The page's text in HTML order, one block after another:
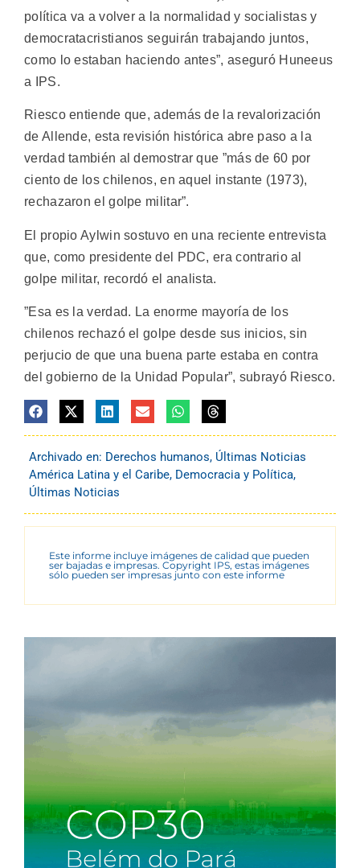
política va a volver a la normalidad y socialistas y
democratacristianos seguirán trabajando juntos,
como lo estaban haciendo antes”, aseguró Huneeus
a IPS.
Riesco entiende que, además de la revalorización
de Allende, esta revisión histórica abre paso a la
verdad también al demostrar que ”más de 60 por
ciento de los chilenos, en aquel instante (1973),
rechazaron el golpe militar”.
El propio Aylwin sostuvo en una reciente entrevista
que, como presidente del PDC, era contrario al
golpe militar, recordó el analista.
”Esa es la verdad. La enorme mayoría de los
chilenos rechazó el golpe desde sus inicios, sin
perjucio de que una buena parte estaba en contra
del gobierno de la Unidad Popular”, subrayó Riesco.
Archivado en: Derechos humanos, Últimas Noticias
América Latina y el Caribe, Democracia y Política,
Últimas Noticias
Este informe incluye imágenes de calidad que pueden
ser bajadas e impresas. Copyright IPS, estas imágenes
sólo pueden ser impresas junto con este informe